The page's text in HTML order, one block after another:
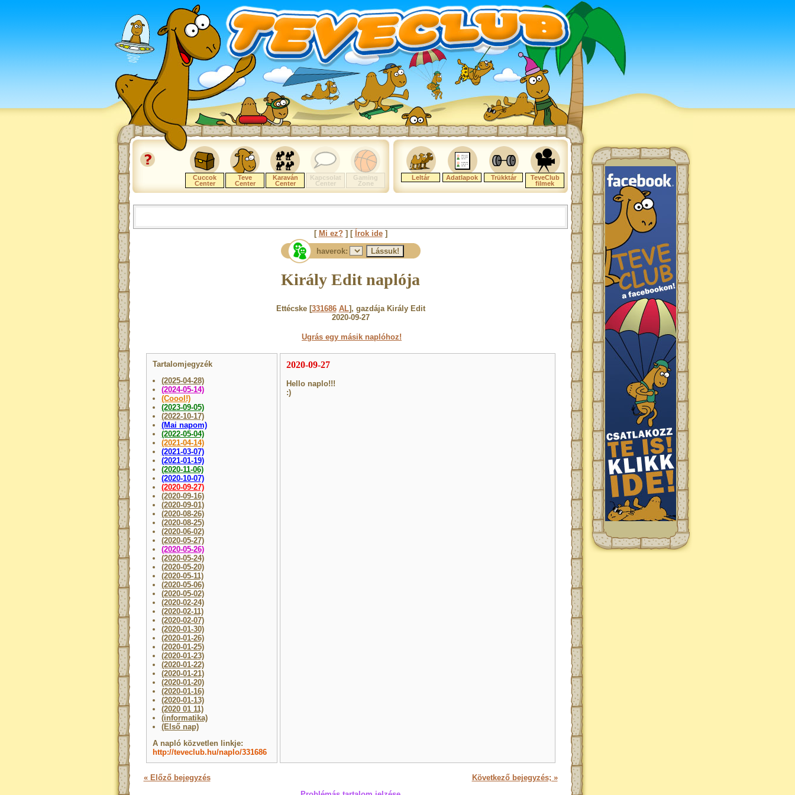
Cuccok
Center
Teve
Center
Karaván
Center
Kapcsolat
Center
Gaming
Zone
Leltár Adatlapok Trükktár
TeveClub
filmek
[ Mi ez?] [ Írok ide]
haverok:
Király Edit naplója
Ettécske [331686 AL], gazdája Király Edit
2020-09-27
Ugrás egy másik naplóhoz!
Tartalomjegyzék
(2025-04-28)
(2024-05-14)
(Coool!)
(2023-09-05)
(2022-10-17)
(Mai napom)
(2022-05-04)
(2021-04-14)
(2021-03-07)
(2021-01-19)
(2020-11-06)
(2020-10-07)
(2020-09-27)
(2020-09-16)
(2020-09-01)
(2020-08-26)
(2020-08-25)
(2020-06-02)
(2020-05-27)
(2020-05-26)
(2020-05-24)
(2020-05-20)
(2020-05-11)
(2020-05-06)
(2020-05-02)
(2020-02-24)
(2020-02-11)
(2020-02-07)
(2020-01-30)
(2020-01-26)
(2020-01-25)
(2020-01-23)
(2020-01-22)
(2020-01-21)
(2020-01-20)
(2020-01-16)
(2020-01-13)
(2020 01 11)
(informatika)
(Első nap)
A napló közvetlen linkje:
http://teveclub.hu/naplo/331686
2020-09-27
Hello naplo!!!
:)
« Előző bejegyzés
Következő bejegyzés; »